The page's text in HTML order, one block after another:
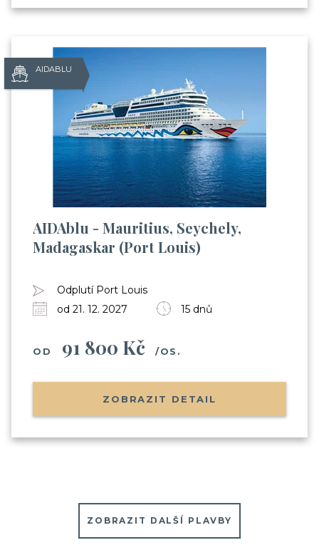
AIDABLU
AIDAblu - Mauritius, Seychely,
Madagaskar (Port Louis)
Odplutí Port Louis
od 21. 12. 2027
15 dnů
OD 91 800 Kč /OS.
ZOBRAZIT DETAIL
ZOBRAZIT DALŠÍ PLAVBY